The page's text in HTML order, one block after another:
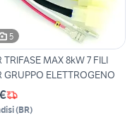
5
TRIFASE MAX 8kW 7 FILI
GRUPPO ELETTROGENO
(BR)